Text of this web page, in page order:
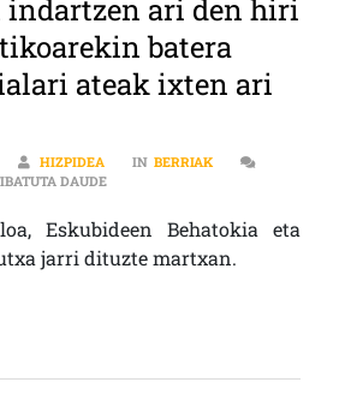
indartzen ari den hiri
batera
ateak ixten ari
HIZPIDEA IN BERRIAK
DAUDEJOSEBA ALVAREZ (PIZTU
Eskubideen Behatokia eta
jarri dituzte martxan.